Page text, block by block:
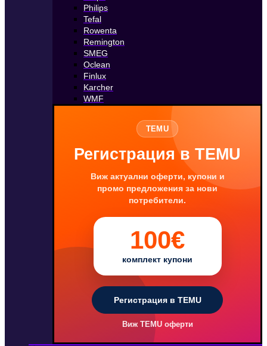
Philips
Tefal
Rowenta
Remington
SMEG
Oclean
Finlux
Karcher
WMF
TEMU
Регистрация в TEMU
Виж актуални оферти, купони и
промо предложения за нови
потребители.
100€
комплект купони
Регистрация в TEMU
Виж TEMU оферти